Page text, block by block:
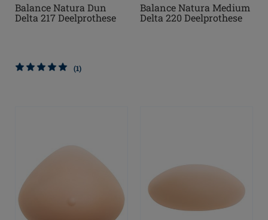
Balance Natura Dun
Delta 217 Deelprothese
(1)
Balance Natura Medium
Delta 220 Deelprothese